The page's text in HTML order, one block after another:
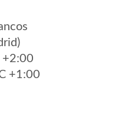
+2:00
+1:00